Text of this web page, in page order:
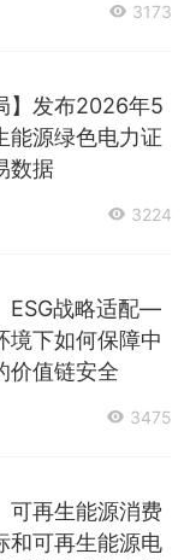
3173
】发布2026年5
能源绿色电力证
数据
3224
ESG战略适配—
境下如何保障中
价值链安全
3475
可再生能源消费
和可再生能源电